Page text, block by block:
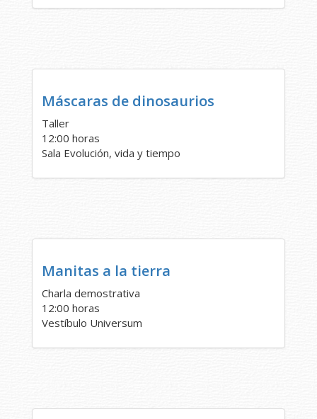
Máscaras de dinosaurios
Taller
12:00 horas
Sala Evolución, vida y tiempo
Manitas a la tierra
Charla demostrativa
12:00 horas
Vestíbulo Universum